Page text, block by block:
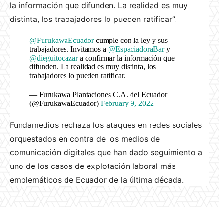
la información que difunden. La realidad es muy
distinta, los trabajadores lo pueden ratificar”.
@FurukawaEcuadorcumple con la ley y sus
trabajadores. Invitamos a @EspaciadoraBary
@dieguitocazara confirmar la información que
difunden. La realidad es muy distinta, los
trabajadores lo pueden ratificar.
— Furukawa Plantaciones C.A. del Ecuador
(@FurukawaEcuador) February 9, 2022
Fundamedios rechaza los ataques en redes sociales
orquestados en contra de los medios de
comunicación digitales que han dado seguimiento a
uno de los casos de explotación laboral más
emblemáticos de Ecuador de la última década.